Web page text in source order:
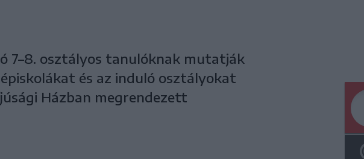
7–8. osztályos tanulóknak mutatják
és az induló osztályokat
Házban megrendezett